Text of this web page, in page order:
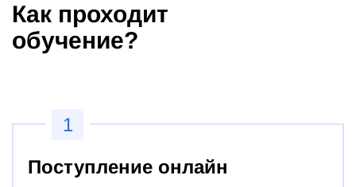
Как проходит
обучение?
1
Поступление онлайн